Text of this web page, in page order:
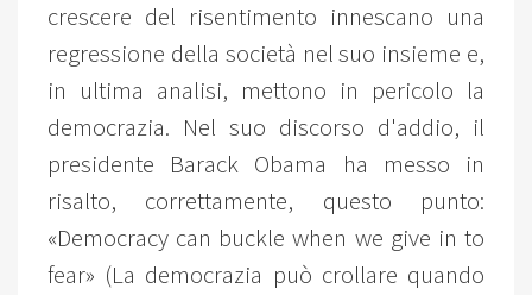
crescere del risentimento innescano una
regressione della società nel suo insieme e,
in ultima analisi, mettono in pericolo la
democrazia. Nel suo discorso d'addio, il
presidente Barack Obama ha messo in
risalto, correttamente, questo punto:
«Democracy can buckle when we give in to
fear» (La democrazia può crollare quando